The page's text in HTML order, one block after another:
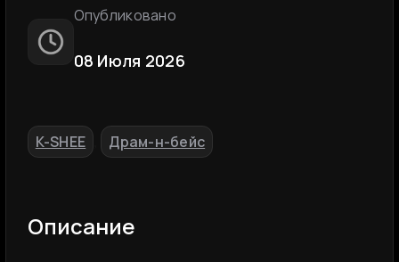
Опубликовано
08 Июля 2026
K-SHEE Драм-н-бейс
Описание